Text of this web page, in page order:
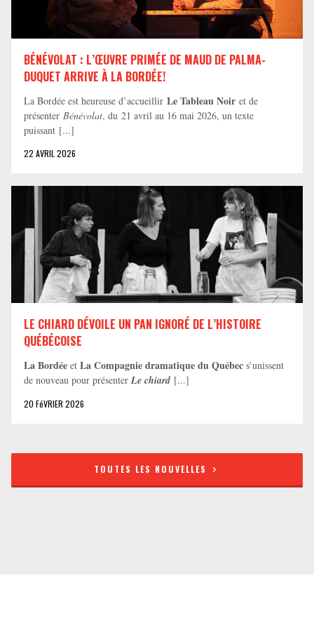
BÉNÉVOLAT : L’ŒUVRE PRIMÉE DE MAUD DE PALMA-
DUQUET ARRIVE À LA BORDÉE!
La Bordée est heureuse d’accueillir Le Tableau Noir et de
présenter Bénévolat, du 21 avril au 16 mai 2026, un texte
puissant [...]
22 AVRIL 2026
LE CHIARD DÉVOILE UN PAN IGNORÉ DE L’HISTOIRE
QUÉBÉCOISE
La Bordée et La Compagnie dramatique du Québec s’unissent
de nouveau pour présenter Le chiard [...]
20 FéVRIER 2026
TOUTES LES NOUVELLES